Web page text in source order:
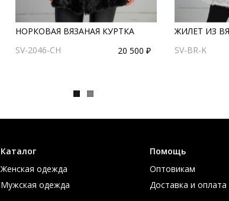
НОРКОВАЯ ВЯЗАНАЯ КУРТКА
SV-2046-CH
20 500 ₽
ЖИЛЕТ ИЗ
SV-BR-K
Каталог
Женская одежда
Мужская одежда
Помощь
Оптовикам
Доставка и оплата